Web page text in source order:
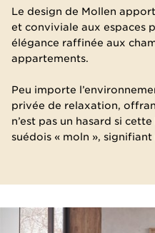
Le design de Mollen
et conviviale aux espaces
élégance raffinée aux
appartements.
Peu importe
privée de relaxation,
n’est pas un hasard si
suédois « moln », signifiant